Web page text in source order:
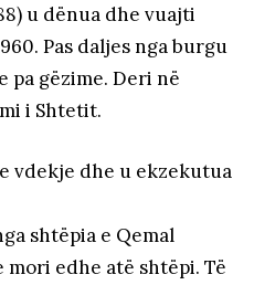
u dënua dhe vuajti
Pas daljes nga burgu
pa gëzime. Deri në
i Shtetit.
vdekje dhe u ekzekutua
shtëpia e Qemal
mori edhe atë shtëpi. Të